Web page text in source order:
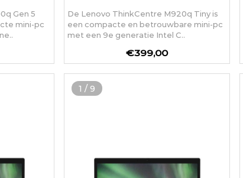
Gen 5
mini-pc
De Lenovo ThinkCentre M920q Tiny is
een compacte en betrouwbare mini-pc
met een 9e generatie Intel C..
€399,00
1 / 9